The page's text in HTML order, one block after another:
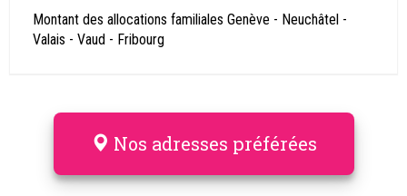
Montant des allocations familiales Genève - Neuchâtel -
Valais - Vaud - Fribourg
Nos adresses préférées